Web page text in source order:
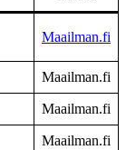
Maailman.fi
Maailman.fi
Maailman.fi
Maailman.fi